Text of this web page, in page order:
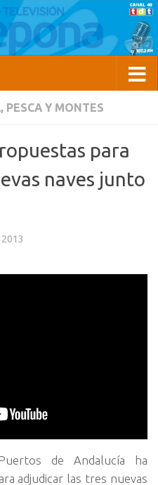
PESCA Y MONTES
para
naves junto
de Andalucía ha
adjudicar las tres nuevas